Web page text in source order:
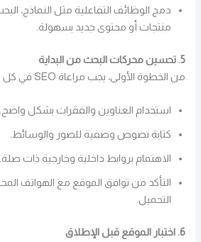
دمج الوظائف التفاعلية مثل النماذج،
منتجات أو محتوى جديد بسهولة.
5. تحسين محركات البحث من البداية
من الخطوة الأولى، يجب مراعاة SEO في كل جانب من جوانب الموقع:
استخدام العناوين والفقرات بشكل واضح.
كتابة نصوص وصفية للصور والوسائط.
الاهتمام بروابط داخلية وخارجية ذات صلة.
التأكد من توافق الموقع مع الهواتف
التحميل.
6. اختبار الموقع قبل الإطلاق